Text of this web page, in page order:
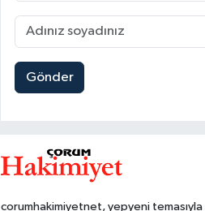
Gönder
corumhakimiyetnet, yepyeni temasıyla